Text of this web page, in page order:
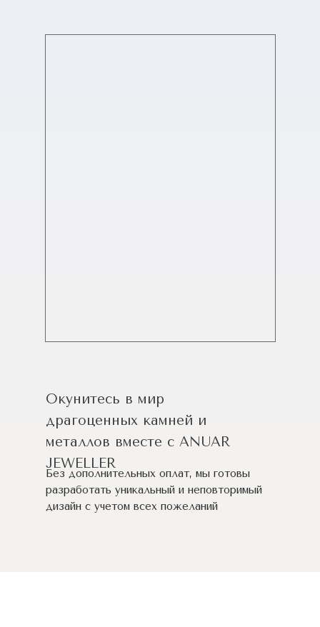
Окунитесь в мир
драгоценных камней и
металлов вместе с ANUAR
JEWELLER
Без дополнительных оплат, мы готовы
разработать уникальный и неповторимый
дизайн c учетом всех пожеланий